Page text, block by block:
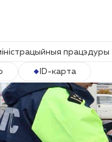
працэдуры
ID-карта